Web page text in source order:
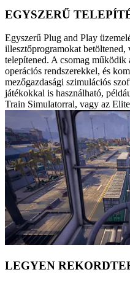
EGYSZERŰ
Egyszerű Plug and Play
illesztőprogramokat
telepítened. A csomag működik
operációs rendszerekkel, és
mezőgazdasági szimulációs
játékokkal is használható,
Train Simulatorral, vagy az
LEGYEN